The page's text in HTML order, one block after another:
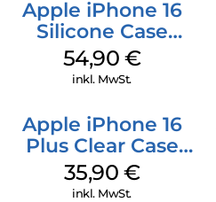
Apple iPhone 16
Silicone Case
MagSafe Lake
Green
54,90 €
inkl. MwSt.
Apple iPhone 16
Plus Clear Case
MagSafe
Transparent
35,90 €
inkl. MwSt.